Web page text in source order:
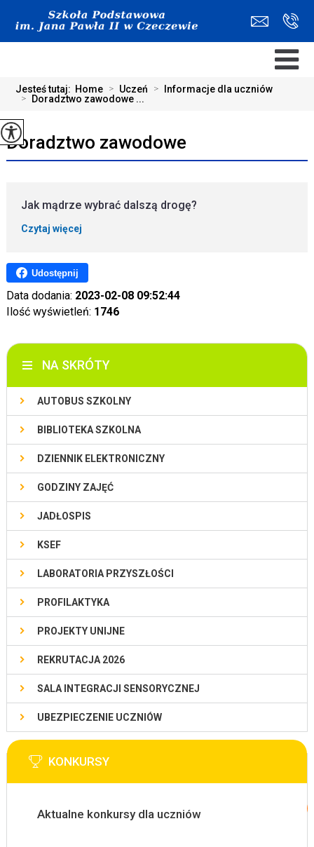
Jesteś tutaj: Home > Uczeń > Informacje dla uczniów
> Doradztwo zawodowe ...
Doradztwo zawodowe
Jak mądrze wybrać dalszą drogę?
Czytaj więcej
Udostępnij
Data dodania: 2023-02-08 09:52:44
Ilość wyświetleń: 1746
NA SKRÓTY
AUTOBUS SZKOLNY
BIBLIOTEKA SZKOLNA
DZIENNIK ELEKTRONICZNY
GODZINY ZAJĘĆ
JADŁOSPIS
KSEF
LABORATORIA PRZYSZŁOŚCI
PROFILAKTYKA
PROJEKTY UNIJNE
REKRUTACJA 2026
SALA INTEGRACJI SENSORYCZNEJ
UBEZPIECZENIE UCZNIÓW
KONKURSY
Aktualne konkursy dla uczniów